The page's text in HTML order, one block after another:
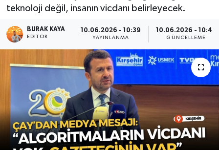
teknoloji değil, insanın vicdanı belirleyecek.
BURAK KAYA
EDITÖR
10.06.2026 - 10:39
YAYINLANMA
10.06.2026 - 10:47
GÜNCELLEME